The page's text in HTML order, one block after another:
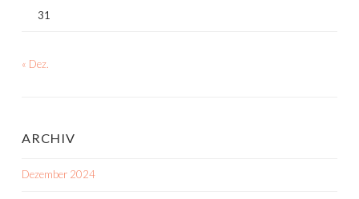
31
« Dez.
ARCHIV
Dezember 2024